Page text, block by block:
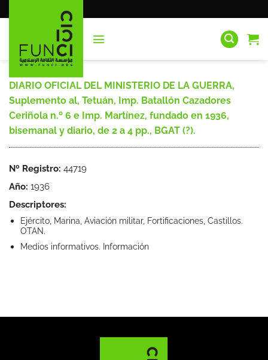
al
DIARIO OFICIAL DEL MINISTERIO DE LA GUERRA,
Suplemento al, Tetuán, Imp. Batallón Cazadores
Ceriñola n.º 6 e Imp. Martínez, fundado en 1936,
bisemanal y diario, de 2 a 4 pp., BGAT (?).
Nº Registro: 44719
Año: 1936
Descriptores:
Ejército, Marina, Aviación militar, Fortificaciones, Castillos.
OTAN.
Medios informativos. Información